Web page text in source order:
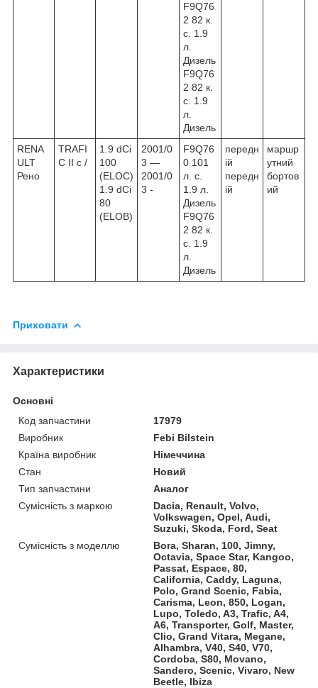
F9Q76
2 82 к.
с. 1.9
л.
Дизель
F9Q76
2 82 к.
с. 1.9
л.
Дизель
RENA
ULT
Рено
TRAFI
C II c /
1.9 dCi
100
(ELOC)
1.9 dCi
80
(ELOB)
2001/0
3 ―
2001/0
3 -
F9Q76
0 101
л. с.
1.9 л.
Дизель
F9Q76
2 82 к.
с. 1.9
л.
Дизель
передн
ій
передн
ій
маршр
утний
бортов
ий
Приховати
Характеристики
Основні
Код запчастини
17979
Виробник
Febi Bilstein
Країна виробник
Німеччина
Стан
Новий
Тип запчастини
Аналог
Сумісність з маркою
Dacia, Renault, Volvo,
Volkswagen, Opel, Audi,
Suzuki, Skoda, Ford, Seat
Сумісність з моделлю
Bora, Sharan, 100, Jimny,
Octavia, Space Star, Kangoo,
Passat, Espace, 80,
California, Caddy, Laguna,
Polo, Grand Scenic, Fabia,
Carisma, Leon, 850, Logan,
Lupo, Toledo, A3, Trafic, A4,
A6, Transporter, Golf, Master,
Clio, Grand Vitara, Megane,
Alhambra, V40, S40, V70,
Cordoba, S80, Movano,
Sandero, Scenic, Vivaro, New
Beetle, Ibiza